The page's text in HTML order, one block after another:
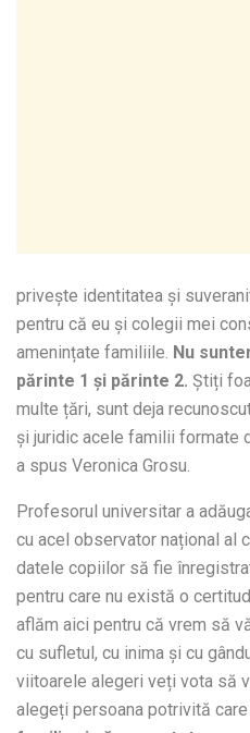
privește identitatea și
pentru că eu și colegii mei
amenințate familiile. Nu
părinte 1 și părinte 2. Știți
multe țări, sunt deja
și juridic acele familii formate
a spus Veronica Grosu.
Profesorul universitar a
cu acel observator național al
datele copiilor să fie
pentru care nu există o
aflăm aici pentru că vrem să
cu sufletul, cu inima și cu
viitoarele alegeri veți vota să
alegeți persoana potrivită